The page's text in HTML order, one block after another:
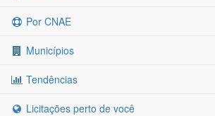
Por CNAE
Municípios
Tendências
Licitações perto de você